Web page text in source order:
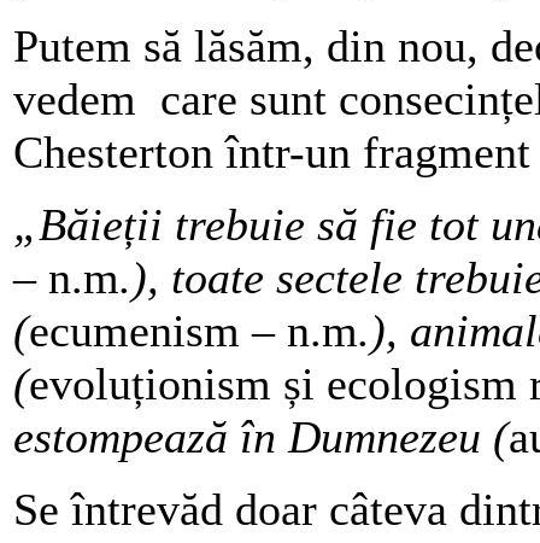
Putem să lăsăm, din nou,
vedem care sunt
Chesterton într-un
„Băieții trebuie să fie tot
– n.m.), toate sectele
(ecumenism – n.m.),
(evoluționism și ecologism
estompează în Dumnezeu (
Se întrevăd doar câteva